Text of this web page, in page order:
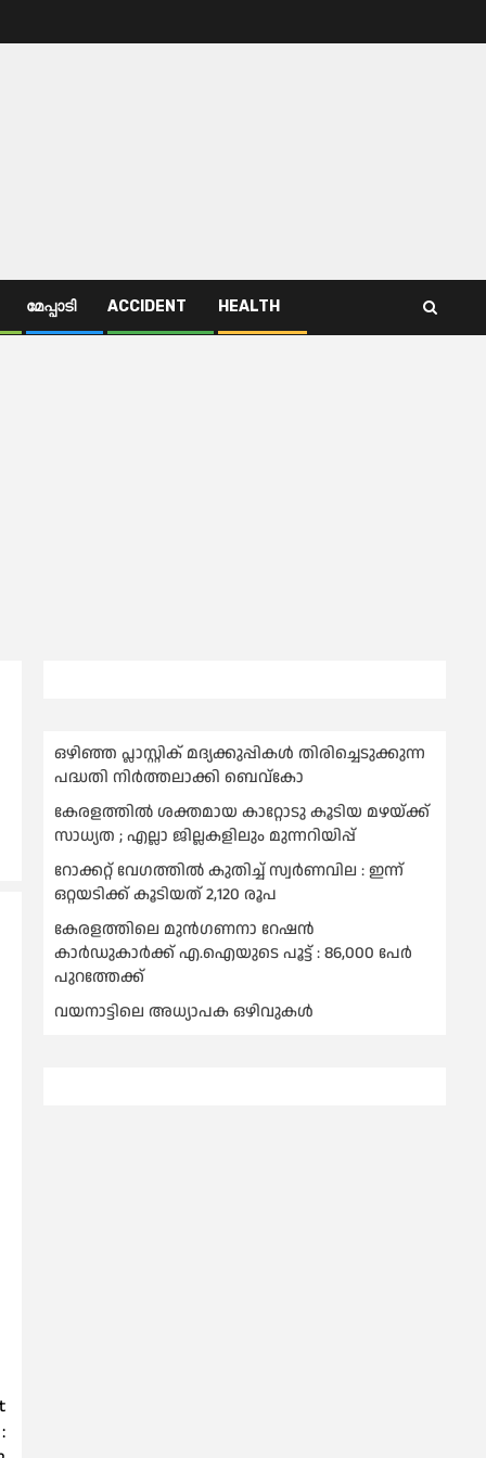
മേപ്പാടി ACCIDENT HEALTH
ഒഴിഞ്ഞ പ്ലാസ്റ്റിക് മദ്യക്കുപ്പികള്‍ തിരിച്ചെടുക്കുന്ന
പദ്ധതി നിര്‍ത്തലാക്കി ബെവ്കോ
കേരളത്തിൽ ശക്തമായ കാറ്റോടു കൂടിയ മഴയ്ക്ക്
സാധ്യത ; എല്ലാ ജില്ലകളിലും മുന്നറിയിപ്പ്
റോക്കറ്റ് വേഗത്തില്‍ കുതിച്ച് സ്വര്‍ണവില : ഇന്ന്
ഒറ്റയടിക്ക് കൂടിയത് 2,120 രൂപ
കേരളത്തിലെ മുന്‍ഗണനാ റേഷന്‍
കാര്‍ഡുകാർക്ക് എ.ഐയുടെ പൂട്ട് : 86,000 പേര്‍
പുറത്തേക്ക്
വയനാട്ടിലെ അധ്യാപക ഒഴിവുകൾ